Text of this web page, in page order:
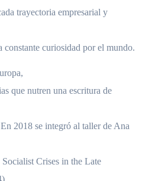
trayectoria empresarial y
constante curiosidad por el mundo.
que nutren una escritura de
2018 se integró al taller de Ana
Crises in the Late